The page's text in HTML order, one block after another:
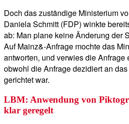
Doch das zuständige Ministerium
Daniela Schmitt (FDP) winkte
ab: Man plane keine Änderung der
Auf Mainz&-Anfrage mochte das
antworten, und verwies die Anfrage
obwohl die Anfrage dezidiert an
gerichtet war.
LBM: Anwendung von
klar geregelt